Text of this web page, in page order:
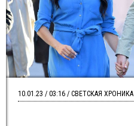
10.01.23 / 03:16 / СВЕТСКАЯ ХРОНИКА